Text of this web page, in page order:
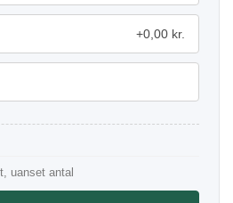
+0,00 kr.
uanset antal